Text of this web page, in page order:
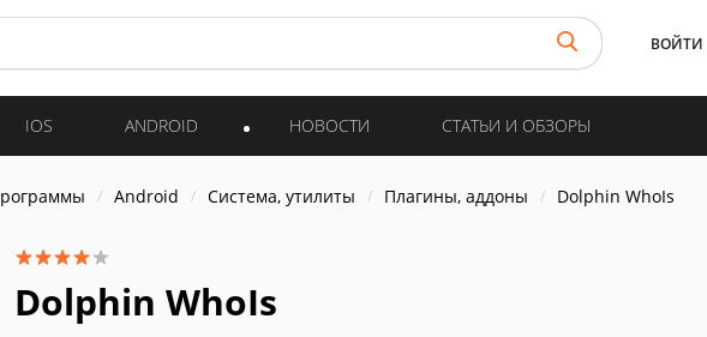
ВОЙТИ
IOS ANDROID НОВОСТИ СТАТЬИ И ОБЗОРЫ
Android Система, утилиты Плагины, аддоны Dolphin WhoIs
Dolphin WhoIs